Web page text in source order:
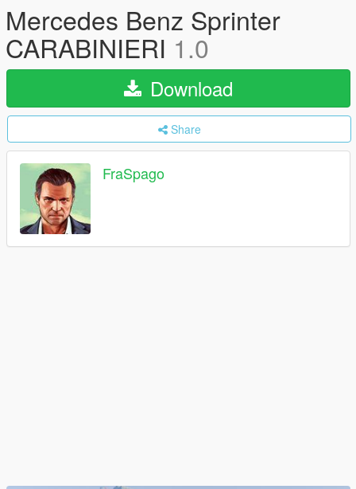
Mercedes Benz Sprinter
CARABINIERI 1.0
Download
Share
FraSpago